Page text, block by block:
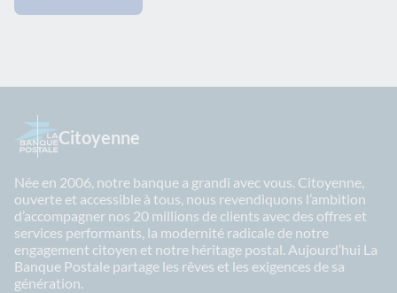
Citoyenne
Née en 2006, notre banque a grandi avec vous. Citoyenne,
ouverte et accessible à tous, nous revendiquons l’ambition
d’accompagner nos 20 millions de clients avec des offres et
services performants, la modernité radicale de notre
engagement citoyen et notre héritage postal. Aujourd’hui La
Banque Postale partage les rêves et les exigences de sa
génération.